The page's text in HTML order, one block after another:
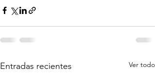
Entradas recientes Ver todo